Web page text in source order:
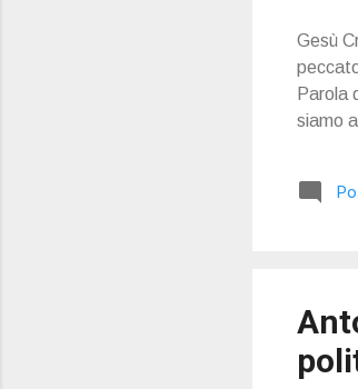
Gesù
Parola
siamo